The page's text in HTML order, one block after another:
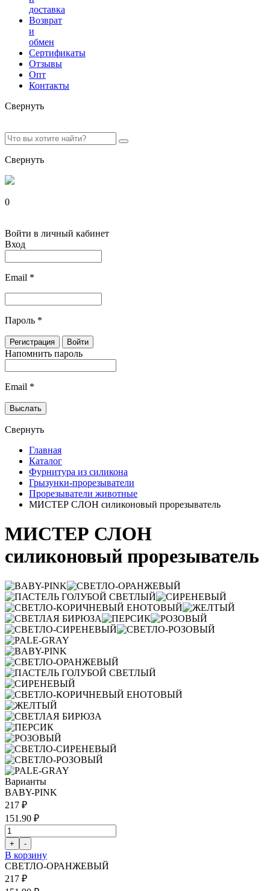
доставка
Возврат
и
обмен
Сертификаты
Отзывы
Опт
Контакты
Свернуть
Свернуть
0
Войти в личный кабинет
Вход
Email *
Пароль *
Напомнить пароль
Email *
Свернуть
Главная
Каталог
Фурнитура из силикона
Грызунки-прорезыватели
Прорезыватели животные
МИСТЕР СЛОН силиконовый прорезыватель
МИСТЕР СЛОН
силиконовый прорезыватель
Варианты
BABY-PINK
217 ₽
151.90 ₽
В корзину
СВЕТЛО-ОРАНЖЕВЫЙ
217 ₽